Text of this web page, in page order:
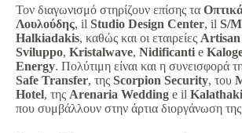
Τον διαγωνισμό στηρίζουν επίσης τα
Λουλούδης, il Studio Design Center, il S/M
Halkiadakis, καθώς και οι εταιρείες
Sviluppo, Kristalwave, Nidificanti e
Energy. Πολύτιμη είναι και η συνεισφορά
Safe Transfer, της Scorpion Security, του
Hotel, της Arenaria Wedding e il
που συμβάλλουν στην άρτια διοργάνωση της